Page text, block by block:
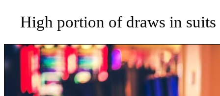
High portion of draws in suits